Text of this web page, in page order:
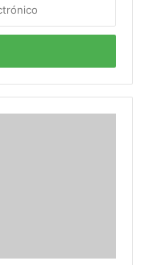
(álamos, pinos,
playas extensas y
aquella
y paso a